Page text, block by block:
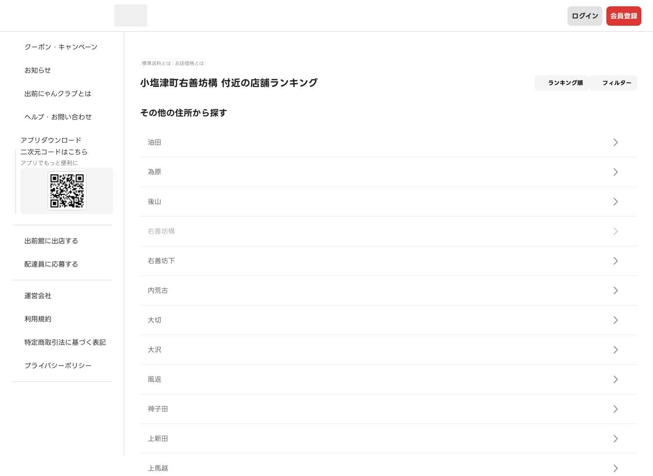
ログイン 会員登録
クーポン・キャンペーン
お知らせ
出前にゃんクラブとは
ヘルプ・お問い合わせ
アプリダウンロード
二次元コードはこちら
アプリでもっと便利に
出前館に出店する
配達員に応募する
運営会社
利用規約
特定商取引法に基づく表記
プライバシーポリシー
標準送料とは お店価格とは
小塩津町右善坊構 付近の店舗ランキング ランキング順 フィルター
その他の住所から探す
油田
為原
後山
右善坊構
右善坊下
内荒古
大切
大沢
風返
神子田
上新田
上馬越